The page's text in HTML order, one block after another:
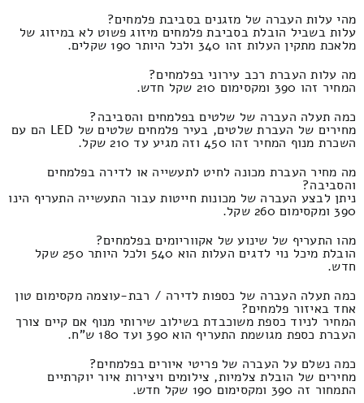
מהי עלות העברה של מזגנים בסביבת פלמחים?
עלות בשביל הובלת בסביבת פלמחים מיזוג פשוט לא במיזוג של
מלאכת מתקין העלות זהו 340 ולכל היותר 190 שקלים.
מה עלות העברת רכב עירוני בפלמחים?
המחיר זהו 390 ומקסימום 210 שקל חדש.
כמה תעלה העברה של שלטים בפלמחים והסביבה?
מחירים של העברת שלטים, בעיר פלמחים שלטים של LED הם עם
השכרת מנוף המחיר זהו 450 וזה מגיע עד 210 שקל.
מה מחיר העברת מכונה לחיט לתעשייה או לדירה בפלמחים
והסביבה?
ניתן לבצע העברה של מכונות חייטות עבור התעשייה התעריף הינו
390 ומקסימום 260 שקל.
מהו התעריף של שינוע של אקווריומים בפלמחים?
הובלת מיכל נוי לדגים העלות הוא 540 ולכל היותר 250 שקל
חדש.
כמה תעלה העברה של כספות לדירה / רבת-עוצמה מקסימום טון
אחד באיזור פלמחים?
המחיר לניוד כספת משוכבדת בשילוב שירותי מנוף אם קיים צורך
העברת כספת מגושמת התעריף הוא 390 ועד 180 ש"ח.
כמה נשלם על העברה של פריטי איורים בפלמחים?
מחירים של הובלת צלמיות, צילומים ויצירות איור יוקרתיים
התמחור זה 390 ומקסימום 190 שקל חדש.